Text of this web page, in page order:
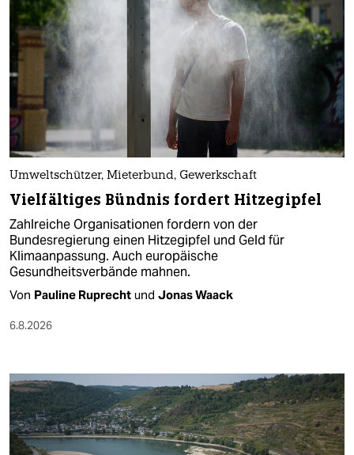
Umweltschützer, Mieterbund, Gewerkschaft
Vielfältiges Bündnis fordert Hitzegipfel
Zahlreiche Organisationen fordern von der
Bundesregierung einen Hitzegipfel und Geld für
Klimaanpassung. Auch europäische
Gesundheitsverbände mahnen.
Von Pauline Ruprecht und Jonas Waack
6.8.2026